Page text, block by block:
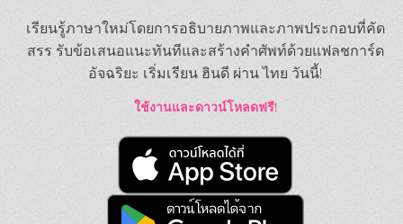
เรียนรู้ภาษาใหม่โดยการอธิบายภาพและภาพประกอบที่คัด
สรร รับข้อเสนอแนะทันทีและสร้างคำศัพท์ด้วยแฟลชการ์ด
อัจฉริยะ เริ่มเรียน ฮินดี ผ่าน ไทย วันนี้!
ใช้งานและดาวน์โหลดฟรี!